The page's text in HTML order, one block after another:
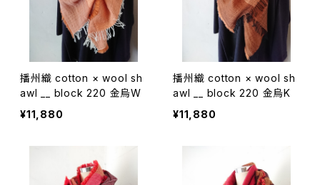
播州織 cotton × wool sh
awl __ block 220 金烏W
¥11,880
播州織 cotton × wool sh
awl __ block 220 金烏K
¥11,880